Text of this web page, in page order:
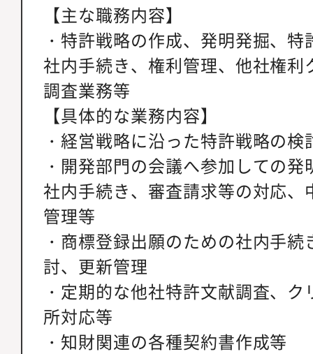
【主な職務内容】
・特許戦略の作成、発明発掘、
社内手続き、権利管理、他社権
調査業務等
【具体的な業務内容】
・経営戦略に沿った特許戦略の検
・開発部門の会議へ参加しての
社内手続き、審査請求等の対応
管理等
・商標登録出願のための社内手
討、更新管理
・定期的な他社特許文献調査、
所対応等
・知財関連の各種契約書作成等